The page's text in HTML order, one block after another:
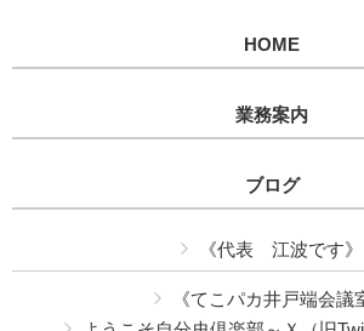
HOME
業務案内
ブログ
《代表 江波です》
《てこパカ井戸端会議